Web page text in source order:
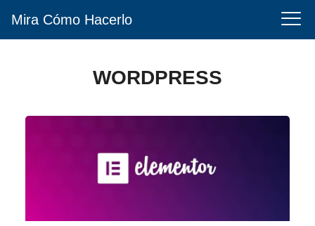
Mira Cómo Hacerlo
WORDPRESS